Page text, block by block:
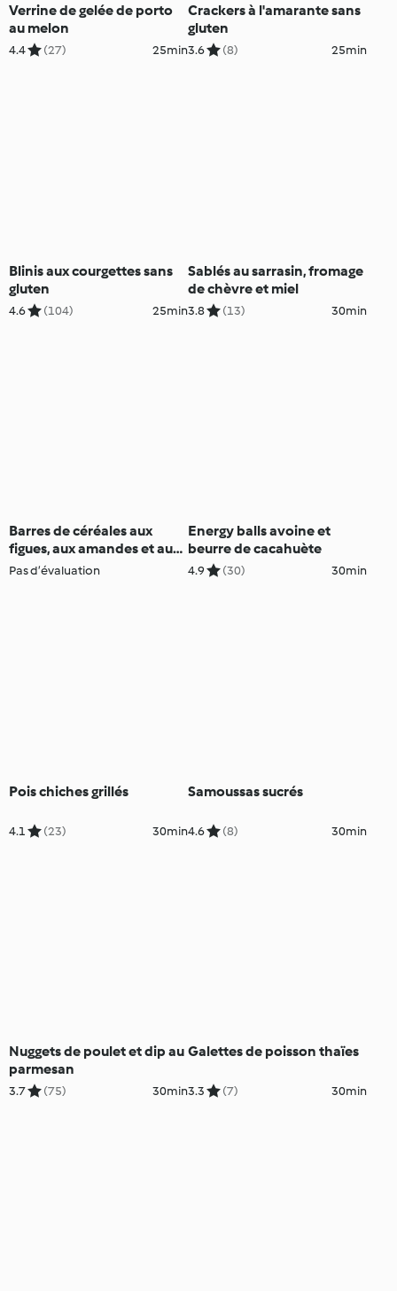
Verrine de gelée de porto
au melon
4.4 (27) 25min
Crackers à l'amarante sans
gluten
3.6 (8) 25min
Blinis aux courgettes sans
gluten
4.6 (104) 25min
Sablés au sarrasin, fromage
de chèvre et miel
3.8 (13) 30min
Barres de céréales aux
figues, aux amandes et aux
graines
Pas d’évaluation
Energy balls avoine et
beurre de cacahuète
4.9 (30) 30min
Pois chiches grillés
4.1 (23) 30min
Samoussas sucrés
4.6 (8) 30min
Nuggets de poulet et dip au
parmesan
3.7 (75) 30min
Galettes de poisson thaïes
3.3 (7) 30min